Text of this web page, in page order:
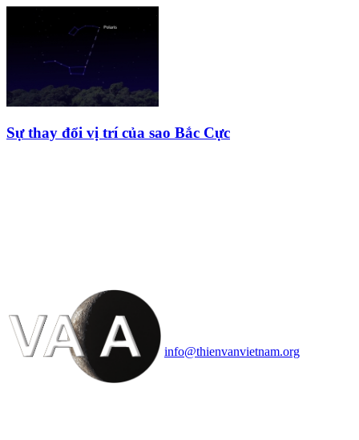
Sự thay đổi vị trí của sao Bắc Cực
info@thienvanvietnam.org